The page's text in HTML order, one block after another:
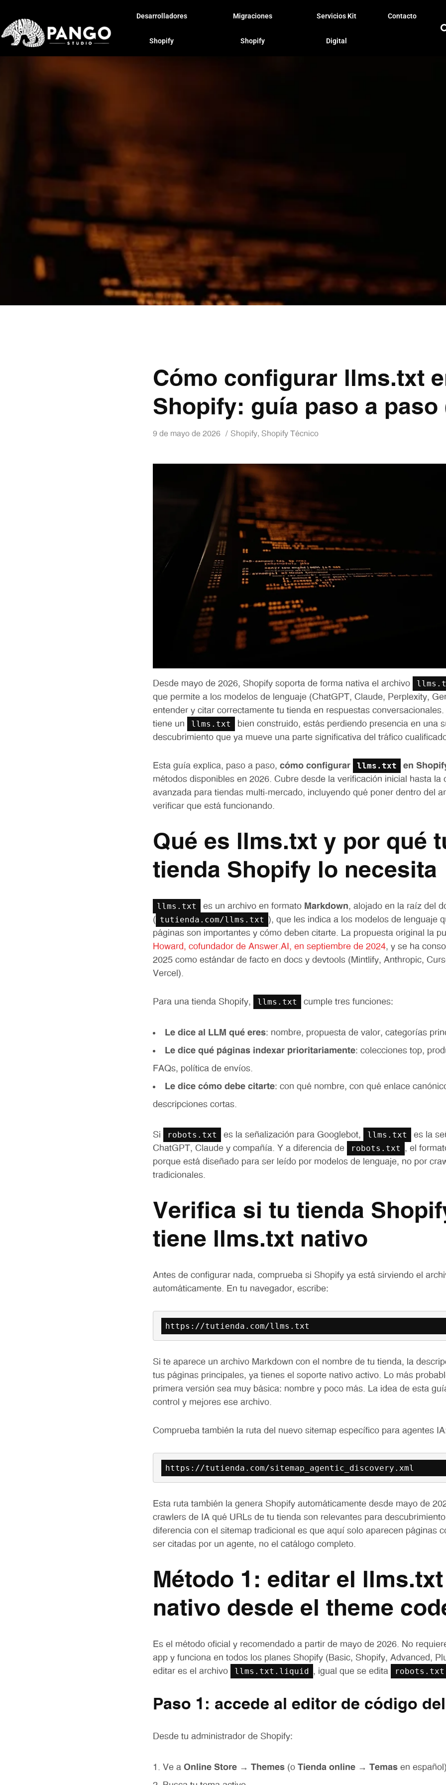
Desarrolladores
Shopify
Migraciones
Shopify
Servicios Kit
Digital
Contacto
Cómo configurar llms.txt
Shopify: guía paso a paso
9 de mayo de 2026 Shopify, Shopify Técnico
Desde mayo de 2026, Shopify soporta de forma nativa el archivo
que permite a los modelos de lenguaje (ChatGPT, Claude, Perplexity,
entender y citar correctamente tu tienda en respuestas
tiene un
llms.txt
bien construido, estás perdiendo presencia en una
descubrimiento que ya mueve una parte significativa del tráfico
Esta guía explica, paso a paso, cómo configurar llms.txt
en
métodos disponibles en 2026. Cubre desde la verificación inicial hasta la
avanzada para tiendas multi-mercado, incluyendo qué poner dentro del
verificar que está funcionando.
Qué es llms.txt y por qué
tienda Shopify lo necesita
llms.txt es un archivo en formato Markdown, alojado en la raíz del
( tutienda.com/llms.txt
), que les indica a los modelos de lenguaje
páginas son importantes y cómo deben citarte. La propuesta original la
Howard, cofundador de Answer.AI, en septiembre de 2024, y se ha
2025 como estándar de facto en docs y devtools (Mintlify, Anthropic,
Vercel).
Para una tienda Shopify, llms.txt cumple tres funciones:
Le dice al LLM qué eres: nombre, propuesta de valor, categorías
Le dice qué páginas indexar prioritariamente: colecciones top,
FAQs, política de envíos.
Le dice cómo debe citarte: con qué nombre, con qué enlace
descripciones cortas.
Si robots.txt es la señalización para Googlebot, llms.txt
es la
ChatGPT, Claude y compañía. Y a diferencia de
robots.txt
, el
porque está diseñado para ser leído por modelos de lenguaje, no por
tradicionales.
Verifica si tu tienda
tiene llms.txt nativo
Antes de configurar nada, comprueba si Shopify ya está sirviendo el
automáticamente. En tu navegador, escribe:
https://tutienda.com/llms.txt
Si te aparece un archivo Markdown con el nombre de tu tienda, la
tus páginas principales, ya tienes el soporte nativo activo. Lo más
primera versión sea muy básica: nombre y poco más. La idea de esta
control y mejores ese archivo.
Comprueba también la ruta del nuevo sitemap específico para agentes
https://tutienda.com/sitemap_agentic_discovery.xml
Esta ruta también la genera Shopify automáticamente desde mayo de
crawlers de IA qué URLs de tu tienda son relevantes para
diferencia con el sitemap tradicional es que aquí solo aparecen páginas
ser citadas por un agente, no el catálogo completo.
Método 1: editar el llms.txt
nativo desde el theme
Es el método oficial y recomendado a partir de mayo de 2026. No
app y funciona en todos los planes Shopify (Basic, Shopify, Advanced,
editar es el archivo
llms.txt.liquid , igual que se edita
Paso 1: accede al editor de código
Desde tu administrador de Shopify:
Ve a Online Store → Themes (o Tienda online → Temas en